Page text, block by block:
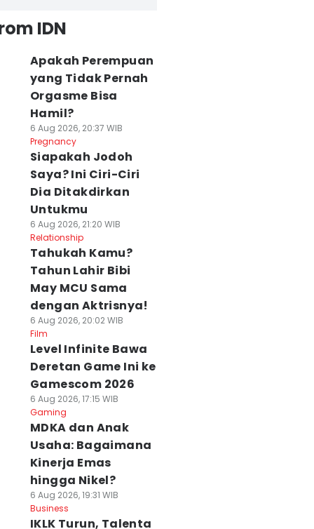
IDN
Apakah Perempuan
yang Tidak Pernah
Orgasme Bisa
Hamil?
6 Aug 2026, 20:37 WIB
Pregnancy
Siapakah Jodoh
Saya? Ini Ciri-Ciri
Dia Ditakdirkan
Untukmu
6 Aug 2026, 21:20 WIB
Relationship
Tahukah Kamu?
Tahun Lahir Bibi
May MCU Sama
dengan Aktrisnya!
6 Aug 2026, 20:02 WIB
Film
Level Infinite Bawa
Deretan Game Ini ke
Gamescom 2026
6 Aug 2026, 17:15 WIB
Gaming
MDKA dan Anak
Usaha: Bagaimana
Kinerja Emas
hingga Nikel?
6 Aug 2026, 19:31 WIB
Business
IKLK Turun, Talenta